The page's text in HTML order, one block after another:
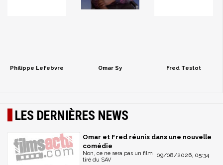
Philippe Lefebvre Omar Sy Fred Testot
LES DERNIÈRES NEWS
Omar et Fred réunis dans une nouvelle
comédie
09/08/2026, 05:34
Non, ce ne sera pas un film
tiré du SAV